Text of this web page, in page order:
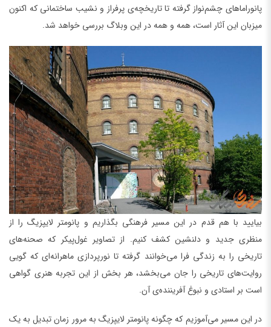
پانوراماهای چشم‌نواز گرفته تا تاریخچه‌ی پرفراز و نشیب ساختمانی که اکنون
میزبان این آثار است، همه و همه در این وبلاگ بررسی خواهد شد.
بیایید با هم قدم در این مسیر فرهنگی بگذاریم و پانومتر لایپزیگ را از
منظری جدید و دلنشین کشف کنیم. از تصاویر غول‌پیکر که صحنه‌های
تاریخی را به زندگی فرا می‌خوانند گرفته تا نورپردازی ماهرانه‌ای که گویی
روایت‌های تاریخی را جان می‌بخشد، هر بخش از این تجربه هنری گواهی
است بر استادی و نبوغ آفریننده‌ی آن.
در این مسیر می‌آموزیم که چگونه پانومتر لایپزیگ به مرور زمان تبدیل به یک